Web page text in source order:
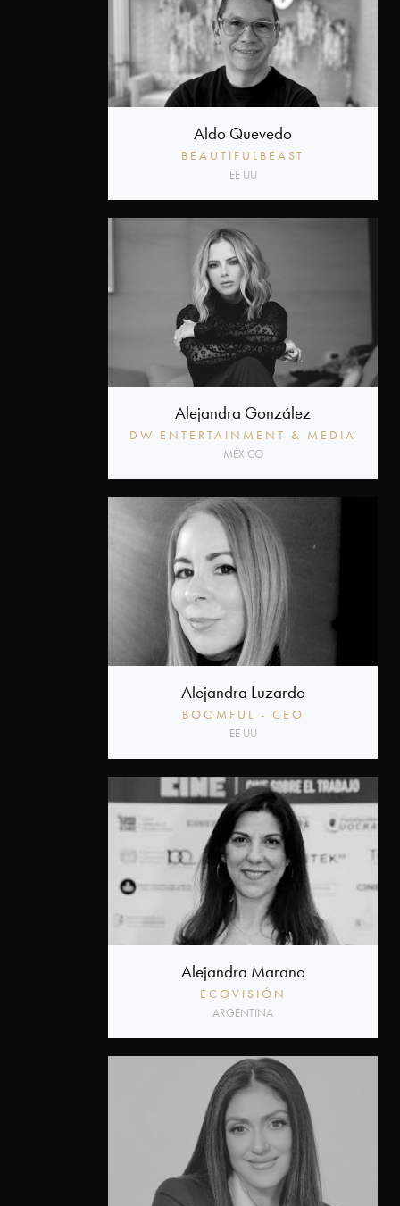
Aldo Quevedo
BEAUTIFULBEAST
EE UU
Alejandra González
DW ENTERTAINMENT & MEDIA
MÉXICO
Alejandra Luzardo
BOOMFUL - CEO
EE UU
Alejandra Marano
ECOVISIÓN
ARGENTINA